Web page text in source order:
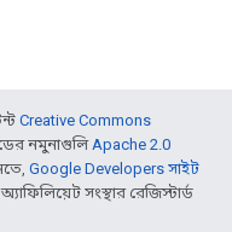
Creative Commons
নমুনাগুলিApache 2.0
Google Developers সাইট
সংস্থার রেজিস্টার্ড